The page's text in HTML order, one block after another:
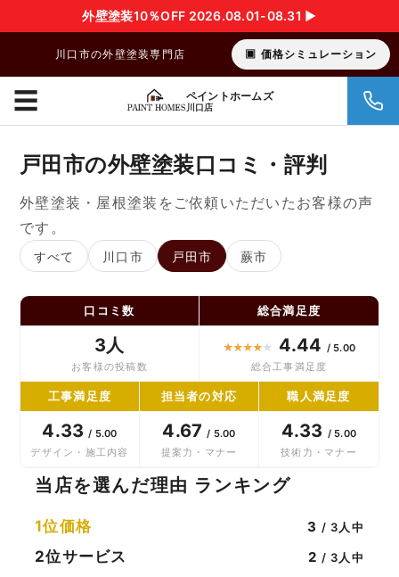
外壁塗装10％OFF 2026.08.01-08.31 ▶︎
川口市の外壁塗装専門店 価格シミュレーション
ペイントホームズ
川口店
☰
戸田市の外壁塗装口コミ・評判
外壁塗装・屋根塗装をご依頼いただいたお客様の声
です。
すべて 川口市 戸田市 蕨市
口コミ数
3人
お客様の投稿数
総合満足度
★★★★★ 4.44 / 5.00
総合工事満足度
工事満足度
4.33/ 5.00
デザイン・施工内容
担当者の対応
4.67/ 5.00
提案力・マナー
職人満足度
4.33 / 5.00
技術力・マナー
当店を選んだ理由 ランキング
1位価格 3 / 3人中
2位サービス 2 / 3人中